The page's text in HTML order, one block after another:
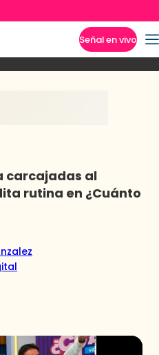
Señal en vivo
Capítulos Casting Noticias
carcajadas al
rutina en ¿Cuánto